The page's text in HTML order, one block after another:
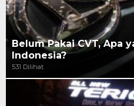
Belum Pakai CVT, Apa
Indonesia?
531 Dilihat